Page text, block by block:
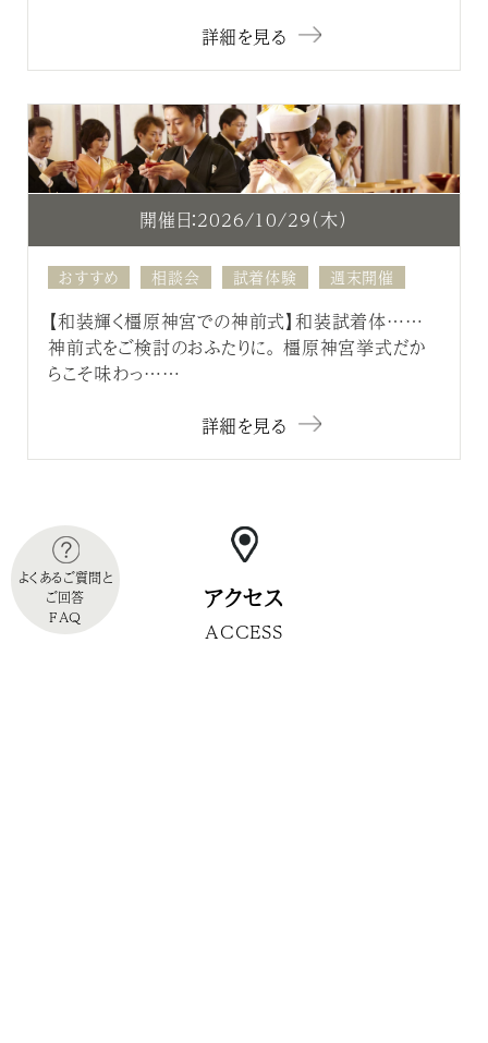
詳細を見る
開催日：2026/10/29（木）
おすすめ 相談会 試着体験 週末開催
【和装輝く橿原神宮での神前式】和装試着体……
神前式をご検討のおふたりに。 橿原神宮挙式だか
らこそ味わっ……
詳細を見る
アクセス
ACCESS
よくあるご質問と
ご回答
FAQ